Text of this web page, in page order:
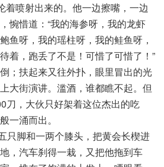
着喷射出来的。他一边擦嘴，一边
惋惜道：“我的海参呀，我的龙虾
鱼呀，我的瑶柱呀，我的鲑鱼呀，
着，跑丢了不是！可惜了可惜了！”
；扶起来又往外扑，眼里冒出的光
大街演讲。滥酒，谁都瞧不起。但
刀，大伙只好架着这位杰出的吃
一涌而出。
脚和一两个膝头，把黄会长楔进
，汽车刹得一栽，又把他拖到车